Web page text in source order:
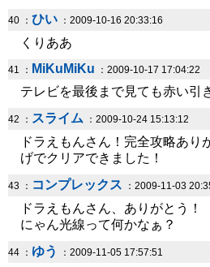
40 ： ひい ：2009-10-16 20:33:16
くりああ
41 ： MiKuMiKu ：2009-10-17 17:04:22
テレビを最後まで見ても赤い引
42 ： スライム ：2009-10-24 15:13:12
ドラえもんさん！完全攻略あり
げでクリアできました！
43 ： コンプレックス ：2009-11-03
ドラえもんさん、ありがとう！
にゃん光線って何かなぁ？
44 ： ゆう ：2009-11-05 17:57:51